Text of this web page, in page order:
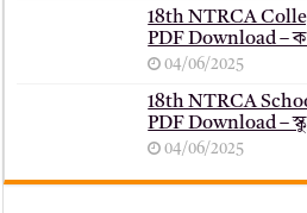
18th NTRCA
PDF Download –
04/06/2025
18th NTRCA
PDF Download –
04/06/2025